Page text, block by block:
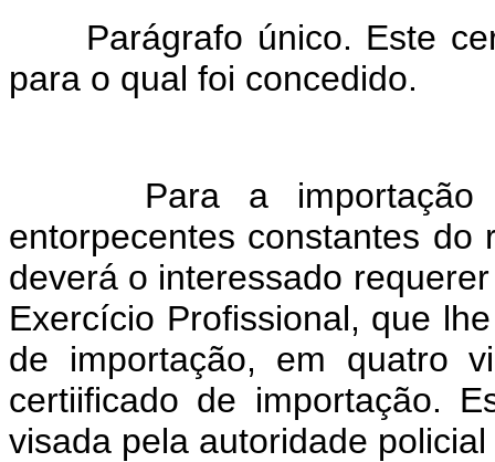
Parágrafo único. Este
para o qual foi concedido.
Para a importação
entorpecentes constantes do
deverá o interessado
Exercício Profissional, que
de importação, em quatro
certiificado de importação.
visada pela autoridade